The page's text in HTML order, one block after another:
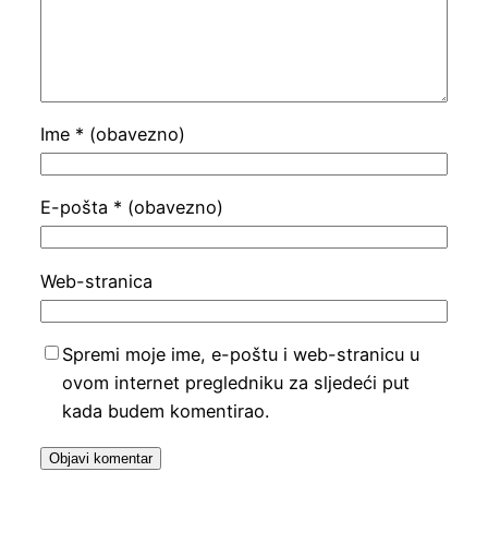
Ime * (obavezno)
E-pošta * (obavezno)
Web-stranica
Spremi moje ime, e-poštu i web-stranicu u
ovom internet pregledniku za sljedeći put
kada budem komentirao.